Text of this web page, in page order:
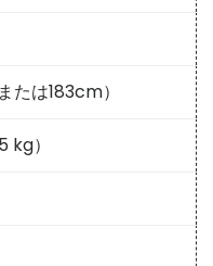
たは183cm）
kg）